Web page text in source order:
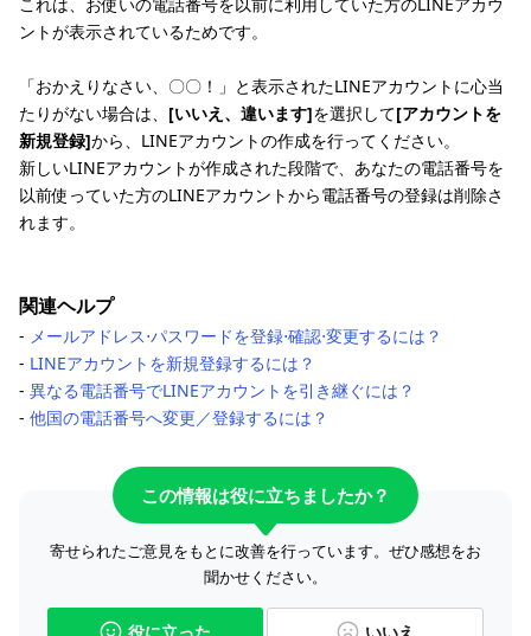
ントが表示されているためです。
「おかえりなさい、〇〇！」と表示されたLINEアカウントに心当
たりがない場合は、 [いいえ、違います]を選択して[アカウントを
新規登録]から、LINEアカウントの作成を行ってください。
新しいLINEアカウントが作成された段階で、あなたの電話番号を
以前使っていた方のLINEアカウントから電話番号の登録は削除さ
れます。
関連ヘルプ
‐ メールアドレス⋅パスワードを登録⋅確認⋅変更するには？
‐ LINEアカウントを新規登録するには？
‐ 異なる電話番号でLINEアカウントを引き継ぐには？
‐ 他国の電話番号へ変更／登録するには？
この情報は役に立ちましたか？
寄せられたご意見をもとに改善を行っています。ぜひ感想をお
聞かせください。
役に立った いいえ